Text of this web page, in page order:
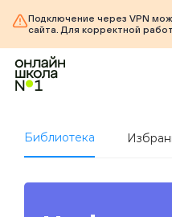
Подключение через VPN
сайта. Для корректной
Библиотека